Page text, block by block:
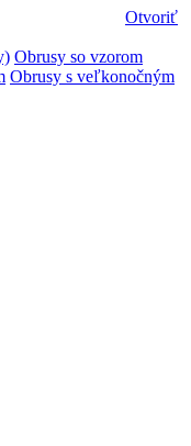
Otvoriť
Obrusy so vzorom
Obrusy s veľkonočným